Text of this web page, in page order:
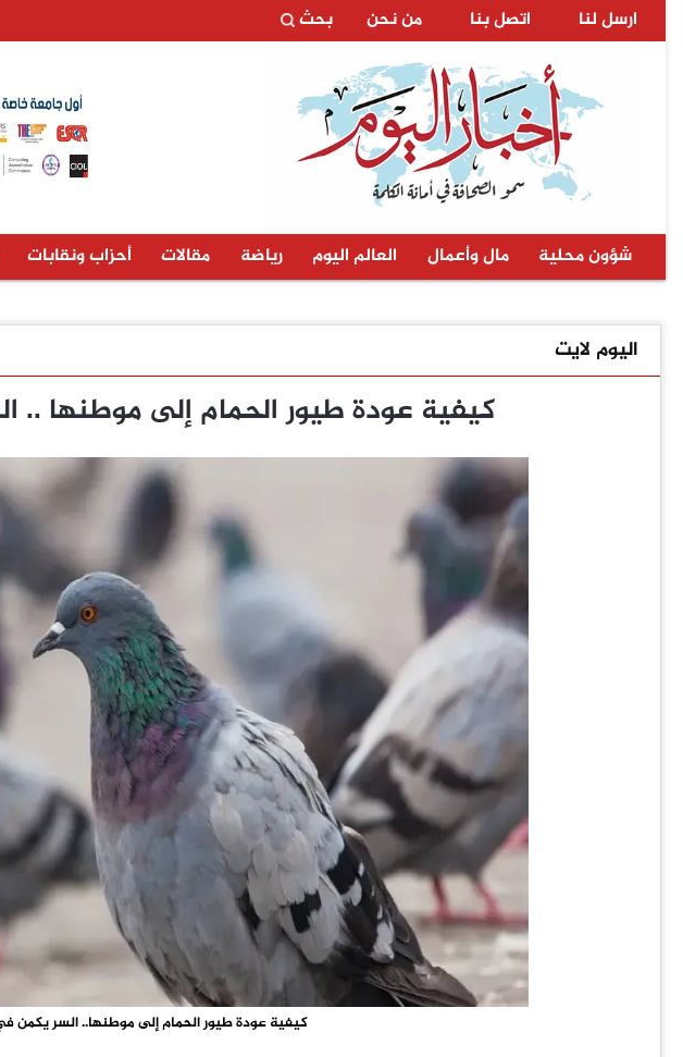
ارسل لنا اتصل بنا من نحن بحث
شؤون محلية مال وأعمال العالم اليوم رياضة مقالات أحزاب ونقابات
اليوم لايت
كيفية عودة طيور الحمام إلى موطنها ..
كيفية عودة طيور الحمام إلى موطنها.. السر يكمن